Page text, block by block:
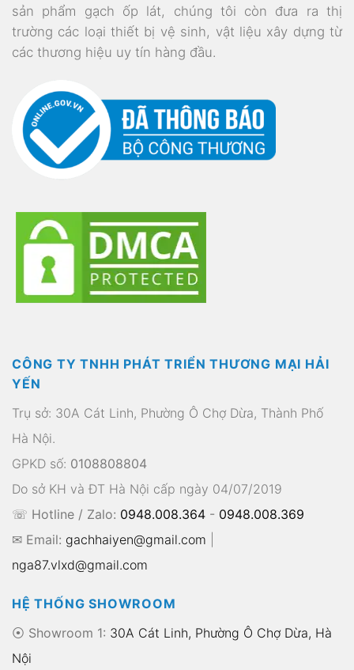
sản phẩm gạch ốp lát, chúng tôi còn đưa ra thị
trường các loại thiết bị vệ sinh, vật liệu xây dựng từ
các thương hiệu uy tín hàng đầu.
CÔNG TY TNHH PHÁT TRIỂN THƯƠNG MẠI HẢI
YẾN
Trụ sở: 30A Cát Linh, Phường Ô Chợ Dừa, Thành Phố
Hà Nội.
GPKD số: 0108808804
Do sở KH và ĐT Hà Nội cấp ngày 04/07/2019
☏ Hotline / Zalo: 0948.008.364 - 0948.008.369
✉ Email: gachhaiyen@gmail.com
nga87.vlxd@gmail.com
HỆ THỐNG SHOWROOM
⦿ Showroom 1: 30A Cát Linh, Phường Ô Chợ Dừa, Hà
Nội